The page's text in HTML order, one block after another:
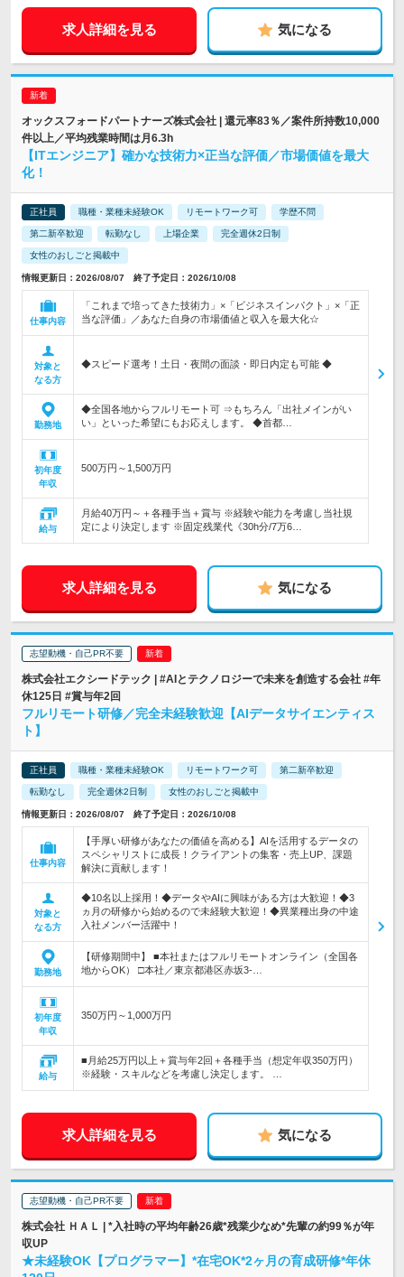
求人詳細を見る 気になる
オックスフォードパートナーズ株式会社 | 還元率83％／案件所持数10,000
件以上／平均残業時間は月6.3h
【ITエンジニア】確かな技術力×正当な評価／市場価値を最大
化！
正社員 職種・業種未経験OK リモートワーク可 学歴不問
第二新卒歓迎 転勤なし 上場企業 完全週休2日制
女性のおしごと掲載中
情報更新日：2026/08/07 終了予定日：2026/10/08
仕事内容
「これまで培ってきた技術力」×「ビジネスインパクト」×「正
当な評価」／あなた自身の市場価値と収入を最大化☆
対象と
なる方
◆スピード選考！土日・夜間の面談・即日内定も可能 ◆
勤務地
◆全国各地からフルリモート可 ⇒もちろん「出社メインがい
い」といった希望にもお応えします。 ◆首都…
初年度
年収
500万円～1,500万円
給与
月給40万円～＋各種手当＋賞与 ※経験や能力を考慮し当社規
定により決定します ※固定残業代《30h分/7万6…
求人詳細を見る 気になる
志望動機・自己PR不要
株式会社エクシードテック | #AIとテクノロジーで未来を創造する会社 #年
休125日 #賞与年2回
フルリモート研修／完全未経験歓迎【AIデータサイエンティス
ト】
正社員 職種・業種未経験OK リモートワーク可 第二新卒歓迎
転勤なし 完全週休2日制 女性のおしごと掲載中
情報更新日：2026/08/07 終了予定日：2026/10/08
仕事内容
【手厚い研修があなたの価値を高める】AIを活用するデータの
スペシャリストに成長！クライアントの集客・売上UP、課題
解決に貢献します！
対象と
なる方
◆10名以上採用！◆データやAIに興味がある方は大歓迎！◆3
ヵ月の研修から始めるので未経験大歓迎！◆異業種出身の中途
入社メンバー活躍中！
勤務地
【研修期間中】 ■本社またはフルリモートオンライン（全国各
地からOK） □本社／東京都港区赤坂3-…
初年度
年収
350万円～1,000万円
給与
■月給25万円以上＋賞与年2回＋各種手当（想定年収350万円）
※経験・スキルなどを考慮し決定します。 …
求人詳細を見る 気になる
志望動機・自己PR不要
株式会社 ＨＡＬ | *入社時の平均年齢26歳*残業少なめ*先輩の約99％が年
収UP
★未経験OK【プログラマー】*在宅OK*2ヶ月の育成研修*年休